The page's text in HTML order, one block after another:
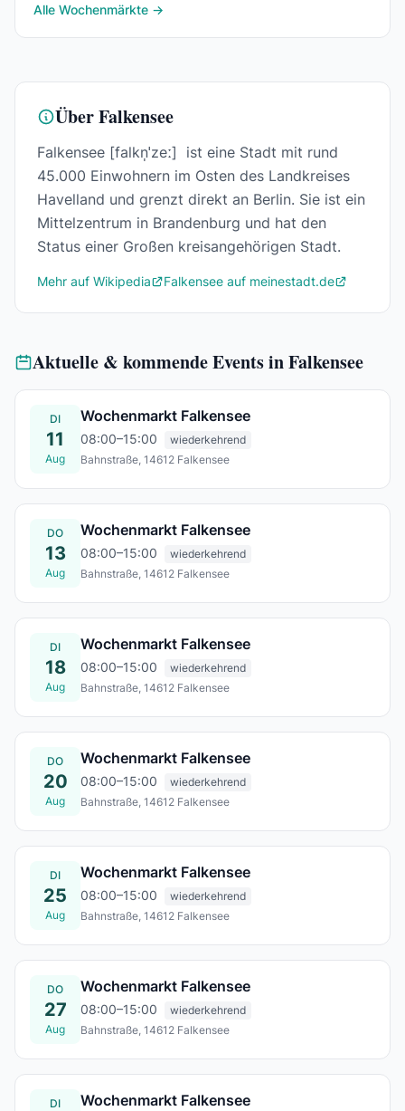
Alle Wochenmärkte →
Über Falkensee
Falkensee [falkn̩ˈzeː] ist eine Stadt mit rund
45.000 Einwohnern im Osten des Landkreises
Havelland und grenzt direkt an Berlin. Sie ist ein
Mittelzentrum in Brandenburg und hat den
Status einer Großen kreisangehörigen Stadt.
Mehr auf Wikipedia Falkensee auf meinestadt.de
Aktuelle & kommende Events in Falkensee
DI
11
Aug
Wochenmarkt Falkensee
08:00–15:00
wiederkehrend
Bahnstraße, 14612 Falkensee
DO
13
Aug
Wochenmarkt Falkensee
08:00–15:00
wiederkehrend
Bahnstraße, 14612 Falkensee
DI
18
Aug
Wochenmarkt Falkensee
08:00–15:00
wiederkehrend
Bahnstraße, 14612 Falkensee
DO
20
Aug
Wochenmarkt Falkensee
08:00–15:00
wiederkehrend
Bahnstraße, 14612 Falkensee
DI
25
Aug
Wochenmarkt Falkensee
08:00–15:00
wiederkehrend
Bahnstraße, 14612 Falkensee
DO
27
Aug
Wochenmarkt Falkensee
08:00–15:00
wiederkehrend
Bahnstraße, 14612 Falkensee
DI Wochenmarkt Falkensee